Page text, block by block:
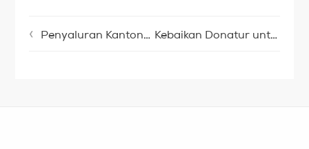
Penyaluran Kantong Kolostomi untuk Nopi Kebaikan Donatur untuk Kelangsungan Hidup Bu Dede